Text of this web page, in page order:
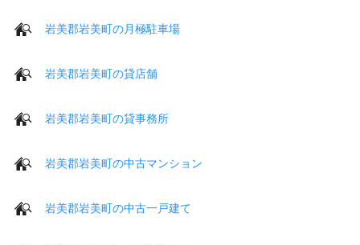
岩美郡岩美町の月極駐車場
岩美郡岩美町の貸店舗
岩美郡岩美町の貸事務所
岩美郡岩美町の中古マンション
岩美郡岩美町の中古一戸建て